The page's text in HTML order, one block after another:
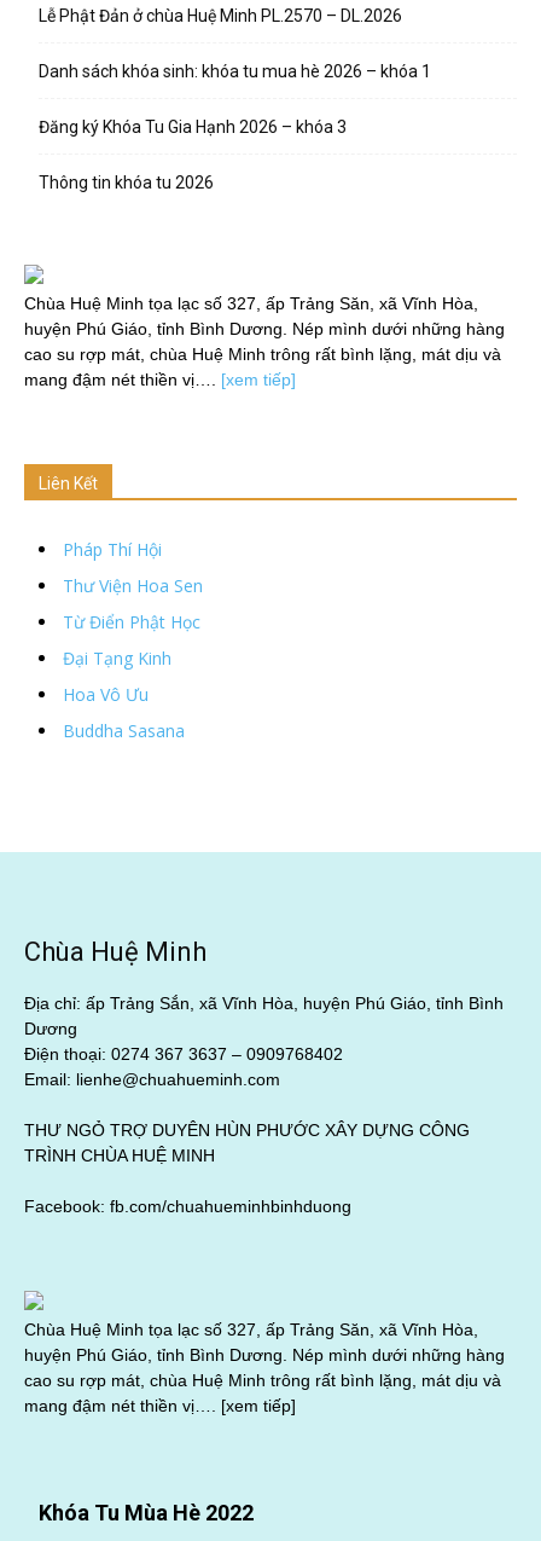
Lễ Phật Đản ở chùa Huệ Minh PL.2570 – DL.2026
Danh sách khóa sinh: khóa tu mua hè 2026 – khóa 1
Đăng ký Khóa Tu Gia Hạnh 2026 – khóa 3
Thông tin khóa tu 2026
Chùa Huệ Minh tọa lạc số 327, ấp Trảng Săn, xã Vĩnh Hòa,
huyện Phú Giáo, tỉnh Bình Dương. Nép mình dưới những hàng
cao su rợp mát, chùa Huệ Minh trông rất bình lặng, mát dịu và
mang đậm nét thiền vị…. [xem tiếp]
Liên Kết
Pháp Thí Hội
Thư Viện Hoa Sen
Từ Điển Phật Học
Đại Tạng Kinh
Hoa Vô Ưu
Buddha Sasana
Chùa Huệ Minh
Địa chỉ: ấp Trảng Sắn, xã Vĩnh Hòa, huyện Phú Giáo, tỉnh Bình
Dương
Điện thoại: 0274 367 3637 – 0909768402
Email: lienhe@chuahueminh.com
THƯ NGỎ TRỢ DUYÊN HÙN PHƯỚC XÂY DỰNG CÔNG
TRÌNH CHÙA HUỆ MINH
Facebook: fb.com/chuahueminhbinhduong
Chùa Huệ Minh tọa lạc số 327, ấp Trảng Săn, xã Vĩnh Hòa,
huyện Phú Giáo, tỉnh Bình Dương. Nép mình dưới những hàng
cao su rợp mát, chùa Huệ Minh trông rất bình lặng, mát dịu và
mang đậm nét thiền vị…. [xem tiếp]
Khóa Tu Mùa Hè 2022